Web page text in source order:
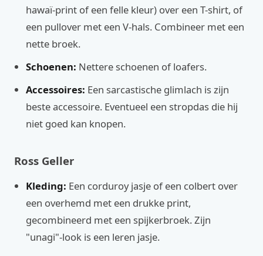
hawaï-print of een felle kleur) over een T-shirt, of
een pullover met een V-hals. Combineer met een
nette broek.
Schoenen: Nettere schoenen of loafers.
Accessoires: Een sarcastische glimlach is zijn
beste accessoire. Eventueel een stropdas die hij
niet goed kan knopen.
Ross Geller
Kleding: Een corduroy jasje of een colbert over
een overhemd met een drukke print,
gecombineerd met een spijkerbroek. Zijn
"unagi"-look is een leren jasje.